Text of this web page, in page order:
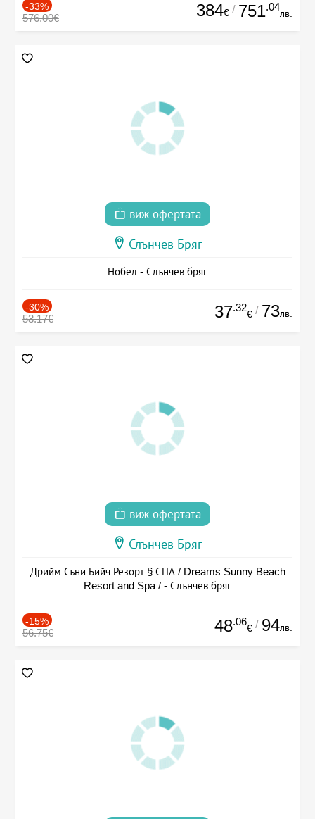
-33%
576.00€ 384€ / 751.04
лв.
виж офертата
Слънчев Бряг
Нобел - Слънчев бряг
-30%
53.17€ 37.32
€ / 73лв.
виж офертата
Слънчев Бряг
Дрийм Съни Бийч Резорт § СПА / Dreams Sunny Beach
Resort and Spa / - Слънчев бряг
-15%
56.75€ 48.06
€ / 94лв.